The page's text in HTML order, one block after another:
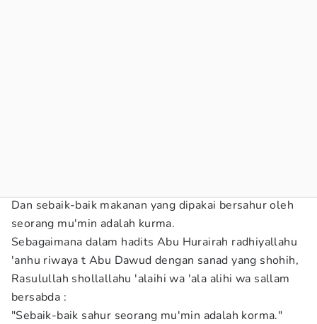
Dan sebaik-baik makanan yang dipakai bersahur oleh
seorang mu'min adalah kurma.
Sebagaimana dalam hadits Abu Hurairah radhiyallahu
'anhu riwaya t Abu Dawud dengan sanad yang shohih,
Rasulullah shollallahu 'alaihi wa 'ala alihi wa sallam
bersabda :
"Sebaik-baik sahur seorang mu'min adalah korma."